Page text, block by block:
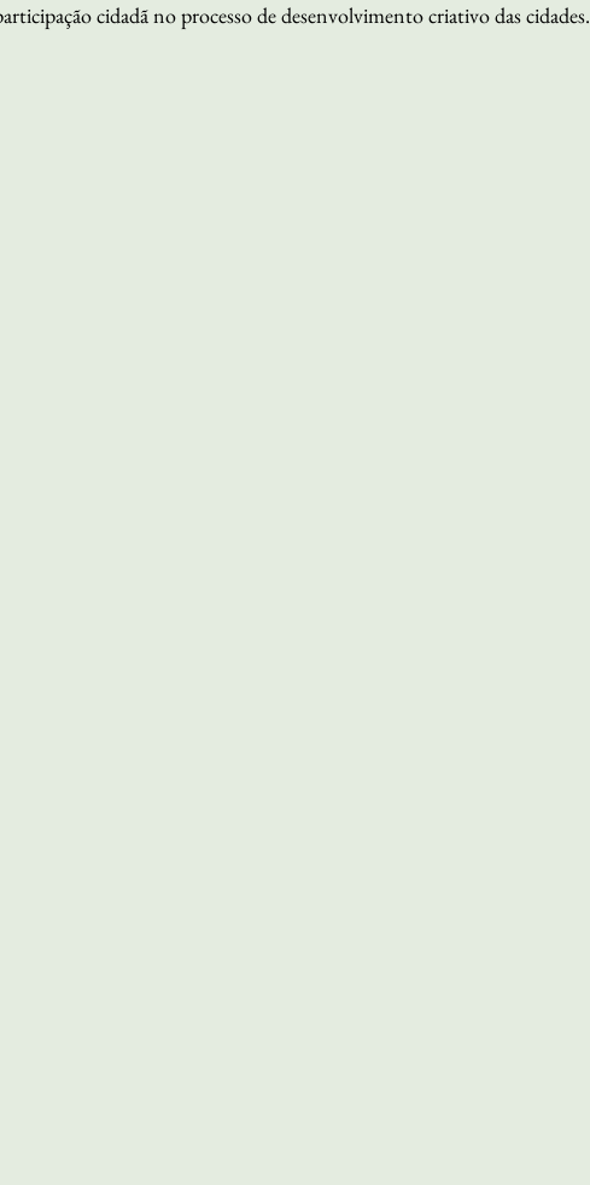
cidadã no processo de desenvolvimento criativo das cidades.